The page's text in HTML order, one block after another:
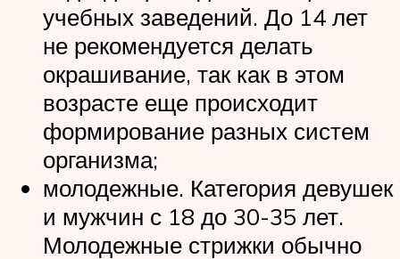
учебных заведений. До 14 лет
не рекомендуется делать
окрашивание, так как в этом
возрасте еще происходит
формирование разных систем
организма;
молодежные. Категория девушек
и мужчин с 18 до 30-35 лет.
Молодежные стрижки обычно